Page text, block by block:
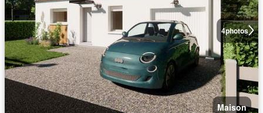
4photos
Maison